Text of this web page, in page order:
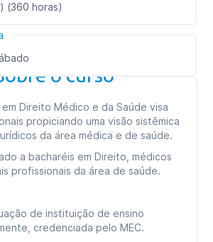
(360 horas)
o curso
em Direito Médico e da Saúde visa
propiciando uma visão sistêmica
da área médica e de saúde.
a bacharéis em Direito, médicos
profissionais da área de saúde.
de instituição de ensino
credenciada pelo MEC.